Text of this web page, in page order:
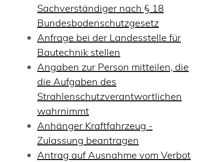
Sachverständiger nach § 18
Bundesbodenschutzgesetz
Anfrage bei der Landesstelle für
Bautechnik stellen
Angaben zur Person mitteilen, die
die Aufgaben des
Strahlenschutzverantwortlichen
wahrnimmt
Anhänger Kraftfahrzeug -
Zulassung beantragen
Antrag auf Ausnahme vom Verbot